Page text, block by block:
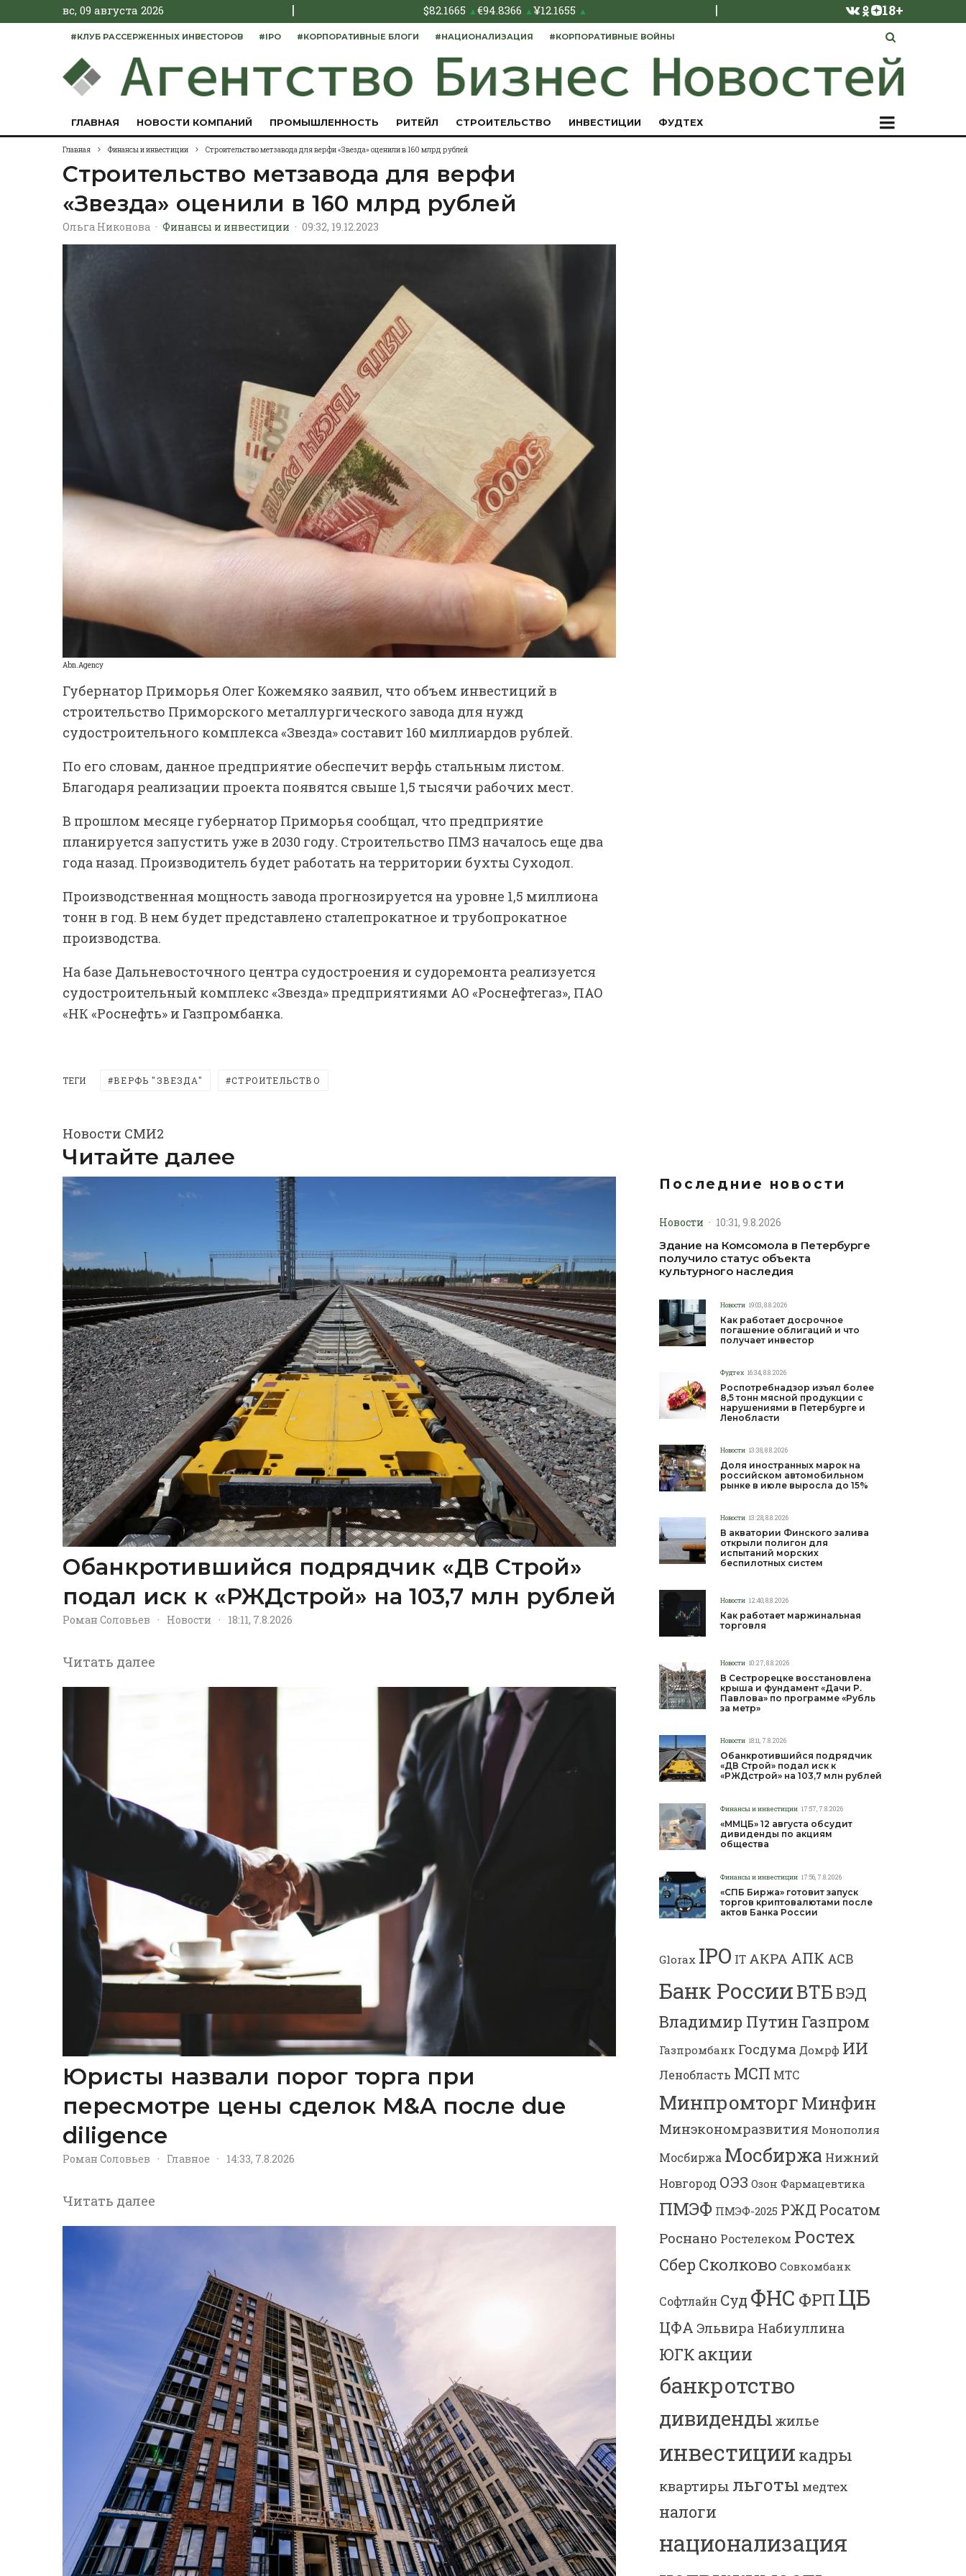
вс, 09 августа 2026 | $82.1665 ▲€94.8366 ▲¥12.1655 ▲ | 18+
#КЛУБ РАССЕРЖЕННЫХ ИНВЕСТОРОВ #IPO #КОРПОРАТИВНЫЕ БЛОГИ #НАЦИОНАЛИЗАЦИЯ #КОРПОРАТИВНЫЕ ВОЙНЫ
ГЛАВНАЯ НОВОСТИ КОМПАНИЙ ПРОМЫШЛЕННОСТЬ РИТЕЙЛ СТРОИТЕЛЬСТВО ИНВЕСТИЦИИ ФУДТЕХ
Главная Финансы и инвестиции Строительство метзавода для верфи «Звезда» оценили в 160 млрд рублей
Строительство метзавода для верфи
«Звезда» оценили в 160 млрд рублей
Ольга Никонова · Финансы и инвестиции · 09:32, 19.12.2023
Abn.Agency
Губернатор Приморья Олег Кожемяко заявил, что объем инвестиций в
строительство Приморского металлургического завода для нужд
судостроительного комплекса «Звезда» составит 160 миллиардов рублей.
По его словам, данное предприятие обеспечит верфь стальным листом.
Благодаря реализации проекта появятся свыше 1,5 тысячи рабочих мест.
В прошлом месяце губернатор Приморья сообщал, что предприятие
планируется запустить уже в 2030 году. Строительство ПМЗ началось еще два
года назад. Производитель будет работать на территории бухты Суходол.
Производственная мощность завода прогнозируется на уровне 1,5 миллиона
тонн в год. В нем будет представлено сталепрокатное и трубопрокатное
производства.
На базе Дальневосточного центра судостроения и судоремонта реализуется
судостроительный комплекс «Звезда» предприятиями АО «Роснефтегаз», ПАО
«НК «Роснефть» и Газпромбанка.
ТЕГИ ВЕРФЬ "ЗВЕЗДА" СТРОИТЕЛЬСТВО
Новости СМИ2
Читайте далее
Обанкротившийся подрядчик «ДВ Строй»
подал иск к «РЖДстрой» на 103,7 млн рублей
Роман Соловьев · Новости · 18:11, 7.8.2026
Читать далее
Юристы назвали порог торга при
пересмотре цены сделок M&A после due
diligence
Роман Соловьев · Главное · 14:33, 7.8.2026
Читать далее
Последние новости
Новости · 10:31, 9.8.2026
Здание на Комсомола в Петербурге
получило статус объекта
культурного наследия
Новости 19:03, 8.8.2026
Как работает досрочное
погашение облигаций и что
получает инвестор
Фудтех 16:34, 8.8.2026
Роспотребнадзор изъял более
8,5 тонн мясной продукции с
нарушениями в Петербурге и
Ленобласти
Новости 13:38, 8.8.2026
Доля иностранных марок на
российском автомобильном
рынке в июле выросла до 15%
Новости 13:28, 8.8.2026
В акватории Финского залива
открыли полигон для
испытаний морских
беспилотных систем
Новости 12:40, 8.8.2026
Как работает маржинальная
торговля
Новости 10:27, 8.8.2026
В Сестрорецке восстановлена
крыша и фундамент «Дачи Р.
Павлова» по программе «Рубль
за метр»
Новости 18:11, 7.8.2026
Обанкротившийся подрядчик
«ДВ Строй» подал иск к
«РЖДстрой» на 103,7 млн рублей
Финансы и инвестиции 17:57, 7.8.2026
«ММЦБ» 12 августа обсудит
дивиденды по акциям
общества
Финансы и инвестиции 17:56, 7.8.2026
«СПБ Биржа» готовит запуск
торгов криптовалютами после
актов Банка России
Glorax IPO IT АКРА АПК АСВ
Банк РоссииВТБВЭД
Владимир Путин Газпром
Газпромбанк Госдума Домрф ИИ
Ленобласть МСП МТС
МинпромторгМинфин
Минэкономразвития Монополия
Мосбиржа Мосбиржа Нижний
Новгород ОЭЗ Озон Фармацевтика
ПМЭФ ПМЭФ-2025 РЖД Росатом
Роснано Ростелеком Ростех
Сбер Сколково Совкомбанк
Софтлайн Суд ФНС ФРП ЦБ
ЦФА Эльвира Набиуллина
ЮГК акции
банкротство
дивиденды жилье
инвестиции кадры
квартиры льготы медтех
налоги
национализация